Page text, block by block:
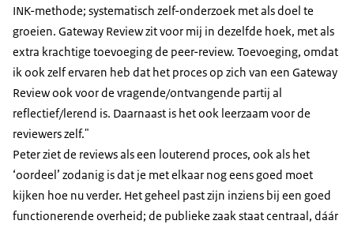
INK-methode; systematisch zelf-onderzoek met als doel te
groeien. Gateway Review zit voor mij in dezelfde hoek, met als
extra krachtige toevoeging de peer-review. Toevoeging, omdat
ik ook zelf ervaren heb dat het proces op zich van een Gateway
Review ook voor de vragende/ontvangende partij al
reflectief/lerend is. Daarnaast is het ook leerzaam voor de
reviewers zelf."
Peter ziet de reviews als een louterend proces, ook als het
‘oordeel’ zodanig is dat je met elkaar nog eens goed moet
kijken hoe nu verder. Het geheel past zijn inziens bij een goed
functionerende overheid; de publieke zaak staat centraal, dáár